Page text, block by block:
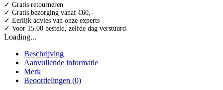
✓ Gratis retourneren
✓ Gratis bezorging vanaf €60,-
✓ Eerlijk advies van onze experts
✓ Voor 15.00 besteld, zelfde dag verstuurd
Loading...
Beschrijving
Aanvullende informatie
Merk
Beoordelingen (0)